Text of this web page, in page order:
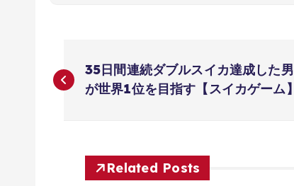
投
稿
35日間連続ダブルスイカ達成した男
が世界1位を目指す【スイカゲーム】
Related Posts